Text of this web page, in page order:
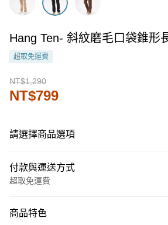
Hang Ten- 斜紋磨毛口袋錐形
超取免運費
NT$1,290
NT$799
請選擇商品選項
付款與運送方式
超取免運費
信用卡一次付款
商品特色